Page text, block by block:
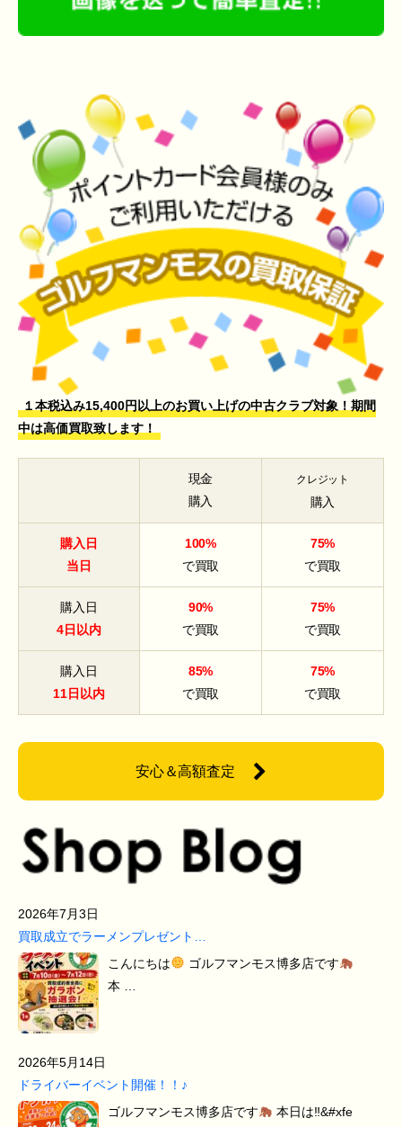
１本税込み15,400円以上のお買い上げの中古クラブ対象！期間
中は高価買取致します！
現金
購入
クレジット
購入
購入日
当日
100%
で買取
75%
で買取
購入日
4日以内
90%
で買取
75%
で買取
購入日
11日以内
85%
で買取
75%
で買取
安心＆高額査定
2026年7月3日
買取成立でラーメンプレゼント…
こんにちは
ゴルフマンモス博多店です
本 …
2026年5月14日
ドライバーイベント開催！！♪
ゴルフマンモス博多店です
本日は‼&#xfe